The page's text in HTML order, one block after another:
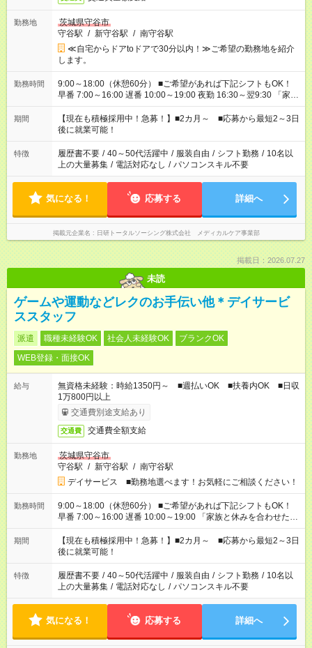
勤務地
茨城県守谷市
守谷駅 / 新守谷駅 / 南守谷駅
≪自宅からドアtoドアで30分以内！≫ご希望の勤務地を紹介
します。
勤務時間
9:00～18:00（休憩60分） ■ご希望があれば下記シフトもOK！
早番 7:00～16:00 遅番 10:00～19:00 夜勤 16:30～翌9:30 「家族
と休みを合わせたい」 「余裕を持って夕飯の準備がしたい」
「できれば残業はしたくない」 など、ご希望を教えてください
ね。 ※Wワーク希望の方へ 今ご覧のお仕事で希望する勤務時間
と、もう1つのお仕事の勤務時間。 合計で週40時間を超える場
合は応募できません。
期間
【現在も積極採用中！急募！】■2カ月～ ■応募から最短2～3日
後に就業可能！
特徴 履歴書不要 / 40～50代活躍中 / 服装自由 / シフト勤務 / 10名以
上の大量募集 / 電話対応なし / パソコンスキル不要
気になる！ 応募する 詳細へ
掲載元企業名 日研トータルソーシング株式会社 メディカルケア事業部
掲載日：2026.07.27
未読
ゲームや運動などレクのお手伝い他＊デイサービ
ススタッフ
派遣 職種未経験OK 社会人未経験OK
ブランクOK
WEB登録・面接OK
給与
無資格未経験：時給1350円～ ■週払いOK ■扶養内OK ■日収
1万800円以上
交通費別途支給あり
交通費 交通費全額支給
勤務地
茨城県守谷市
守谷駅 / 新守谷駅 / 南守谷駅
デイサービス ■勤務地選べます！お気軽にご相談ください！
勤務時間
9:00～18:00（休憩60分） ■ご希望があれば下記シフトもOK！
早番 7:00～16:00 遅番 10:00～19:00 「家族と休みを合わせた
い」 「余裕を持って夕飯の準備がしたい」 「できれば残業はし
たくない」 など、ご希望を教えてくださいね。 ※Wワーク希望
の方へ 今ご覧のお仕事で希望する勤務時間と、もう1つのお仕事
の勤務時間。 合計で週40時間を超える場合は応募できません。
期間
【現在も積極採用中！急募！】■2カ月～ ■応募から最短2～3日
後に就業可能！
特徴 履歴書不要 / 40～50代活躍中 / 服装自由 / シフト勤務 / 10名以
上の大量募集 / 電話対応なし / パソコンスキル不要
気になる！ 応募する 詳細へ